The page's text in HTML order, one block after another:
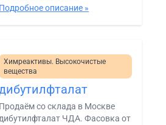
Подробное описание »
Химреактивы. Высокочистые
вещества
Продаём со склада в Москве
дибутилфталат ЧДА. Фасовка от